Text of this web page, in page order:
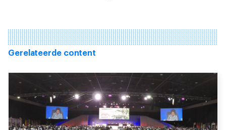
Gerelateerde content